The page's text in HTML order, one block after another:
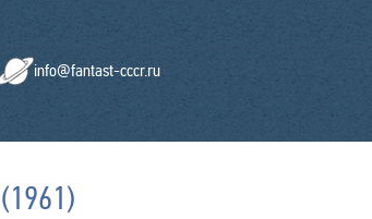
info@fantast-cccr.ru